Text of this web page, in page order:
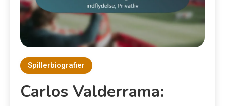
Spillerbiografier
Carlos Valderrama: